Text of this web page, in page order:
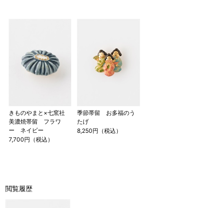
きものやまと×七窯社
美濃焼帯留 フラワ
ー ネイビー
7,700円（税込）
季節帯留 お多福のう
たげ
8,250円（税込）
閲覧履歴